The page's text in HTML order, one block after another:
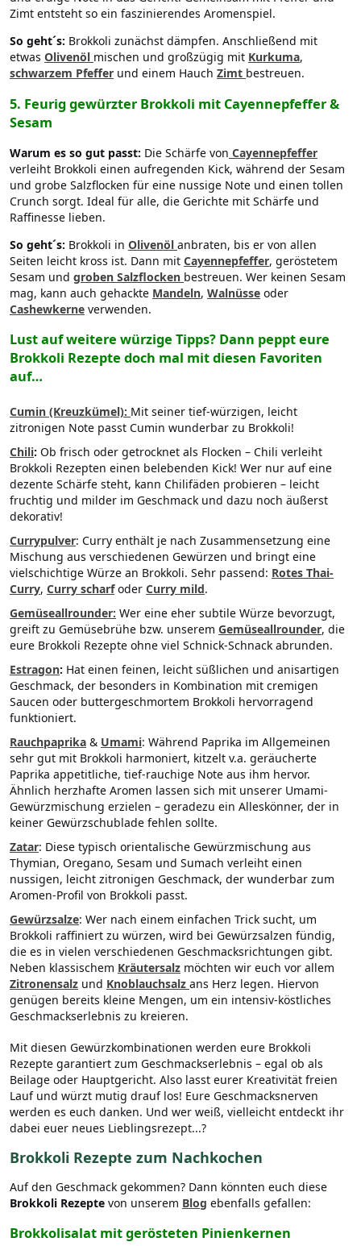
Zimt entsteht so ein faszinierendes Aromenspiel.
So geht´s: Brokkoli zunächst dämpfen. Anschließend mit
etwas Olivenöl mischen und großzügig mit Kurkuma,
schwarzem Pfeffer und einem Hauch Zimt bestreuen.
5. Feurig gewürzter Brokkoli mit Cayennepfeffer &
Sesam
Warum es so gut passt: Die Schärfe von Cayennepfeffer
verleiht Brokkoli einen aufregenden Kick, während der Sesam
und grobe Salzflocken für eine nussige Note und einen tollen
Crunch sorgt. Ideal für alle, die Gerichte mit Schärfe und
Raffinesse lieben.
So geht´s: Brokkoli in Olivenöl anbraten, bis er von allen
Seiten leicht kross ist. Dann mit Cayennepfeffer, geröstetem
Sesam und groben Salzflocken bestreuen. Wer keinen Sesam
mag, kann auch gehackte Mandeln, Walnüsse oder
Cashewkerne verwenden.
Lust auf weitere würzige Tipps? Dann peppt eure
Brokkoli Rezepte doch mal mit diesen Favoriten
auf…
Cumin (Kreuzkümel): Mit seiner tief-würzigen, leicht
zitronigen Note passt Cumin wunderbar zu Brokkoli!
Chili: Ob frisch oder getrocknet als Flocken – Chili verleiht
Brokkoli Rezepten einen belebenden Kick! Wer nur auf eine
dezente Schärfe steht, kann Chilifäden probieren – leicht
fruchtig und milder im Geschmack und dazu noch äußerst
dekorativ!
Currypulver: Curry enthält je nach Zusammensetzung eine
Mischung aus verschiedenen Gewürzen und bringt eine
vielschichtige Würze an Brokkoli. Sehr passend: Rotes Thai-
Curry, Curry scharfoder Curry mild.
Gemüseallrounder: Wer eine eher subtile Würze bevorzugt,
greift zu Gemüsebrühe bzw. unserem Gemüseallrounder, die
eure Brokkoli Rezepte ohne viel Schnick-Schnack abrunden.
Estragon: Hat einen feinen, leicht süßlichen und anisartigen
Geschmack, der besonders in Kombination mit cremigen
Saucen oder buttergeschmortem Brokkoli hervorragend
funktioniert.
Rauchpaprika & Umami: Während Paprika im Allgemeinen
sehr gut mit Brokkoli harmoniert, kitzelt v.a. geräucherte
Paprika appetitliche, tief-rauchige Note aus ihm hervor.
Ähnlich herzhafte Aromen lassen sich mit unserer Umami-
Gewürzmischung erzielen – geradezu ein Alleskönner, der in
keiner Gewürzschublade fehlen sollte.
Zatar: Diese typisch orientalische Gewürzmischung aus
Thymian, Oregano, Sesam und Sumach verleiht einen
nussigen, leicht zitronigen Geschmack, der wunderbar zum
Aromen-Profil von Brokkoli passt.
Gewürzsalze: Wer nach einem einfachen Trick sucht, um
Brokkoli raffiniert zu würzen, wird bei Gewürzsalzen fündig,
die es in vielen verschiedenen Geschmacksrichtungen gibt.
Neben klassischem Kräutersalz möchten wir euch vor allem
Zitronensalz und Knoblauchsalz ans Herz legen. Hiervon
genügen bereits kleine Mengen, um ein intensiv-köstliches
Geschmackserlebnis zu kreieren.
Mit diesen Gewürzkombinationen werden eure Brokkoli
Rezepte garantiert zum Geschmackserlebnis – egal ob als
Beilage oder Hauptgericht. Also lasst eurer Kreativität freien
Lauf und würzt mutig drauf los! Eure Geschmacksnerven
werden es euch danken. Und wer weiß, vielleicht entdeckt ihr
dabei euer neues Lieblingsrezept...?
Brokkoli Rezepte zum Nachkochen
Auf den Geschmack gekommen? Dann könnten euch diese
Brokkoli Rezepte von unserem Blog ebenfalls gefallen:
Brokkolisalat mit gerösteten Pinienkernen